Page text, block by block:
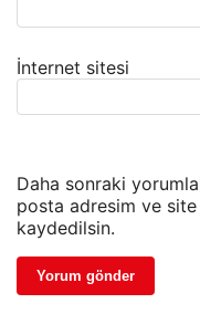
İnternet sitesi
Daha sonraki
posta adresim ve site
kaydedilsin.